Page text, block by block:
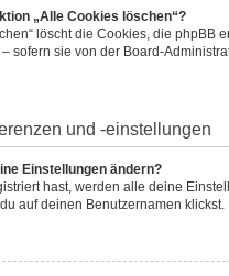
„Alle Cookies löschen“?
löscht die Cookies, die
– sofern sie von der Board-
und -einstellungen
Einstellungen ändern?
hast, werden alle deine
auf deinen Benutzernamen